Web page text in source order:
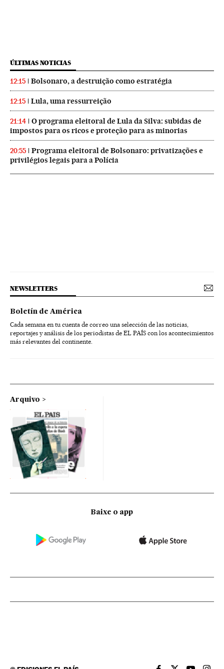
ÚLTIMAS NOTICIAS
12:15 Bolsonaro, a destruição como estratégia
12:15 Lula, uma ressurreição
21:14
O programa eleitoral de Lula da Silva: subidas de
impostos para os ricos e proteção para as minorias
20:55
Programa eleitoral de Bolsonaro: privatizações e
privilégios legais para a Polícia
NEWSLETTERS
Boletín de América
Cada semana en tu cuenta de correo una selección de las noticias,
reportajes y análisis de los periodistas de EL PAÍS con los acontecimientos
más relevantes del continente.
Arquivo
Baixe o app